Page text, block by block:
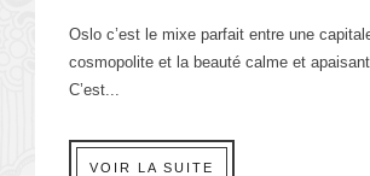
Oslo c’est le mixe parfait entre une
cosmopolite et la beauté calme et
C’est...
VOIR LA SUITE